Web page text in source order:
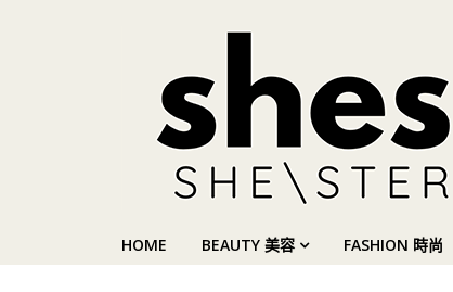
HOME BEAUTY 美容 FASHION 時尚